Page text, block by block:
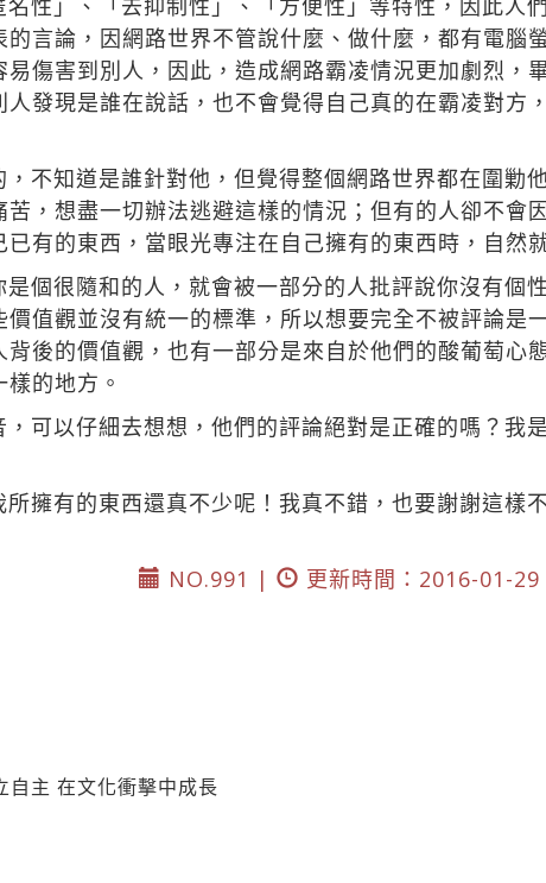
性」、「去抑制性」、「方便性」等特性，因此人
言論，因網路世界不管說什麼、做什麼，都有電腦
傷害到別人，因此，造成網路霸凌情況更加劇烈，
發現是誰在說話，也不會覺得自己真的在霸凌對方
不知道是誰針對他，但覺得整個網路世界都在圍勦
，想盡一切辦法逃避這樣的情況；但有的人卻不會
有的東西，當眼光專注在自己擁有的東西時，自然
個很隨和的人，就會被一部分的人批評說你沒有個
值觀並沒有統一的標準，所以想要完全不被評論是
後的價值觀，也有一部分是來自於他們的酸葡萄心
的地方。
可以仔細去想想，他們的評論絕對是正確的嗎？我
擁有的東西還真不少呢！我真不錯，也要謝謝這樣
NO.991 |
更新時間：2016-01-
自主 在文化衝擊中成長